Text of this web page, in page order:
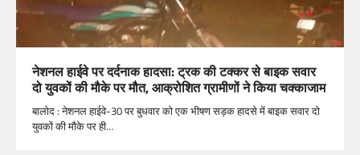
नेशनल हाईवे पर दर्दनाक हादसा: ट्रक की टक्कर से बाइक सवार
दो युवकों की मौके पर मौत, आक्रोशित ग्रामीणों ने किया चक्काजाम
बालोद : नेशनल हाईवे-30 पर बुधवार को एक भीषण सड़क हादसे में बाइक सवार दो
युवकों की मौके पर ही…